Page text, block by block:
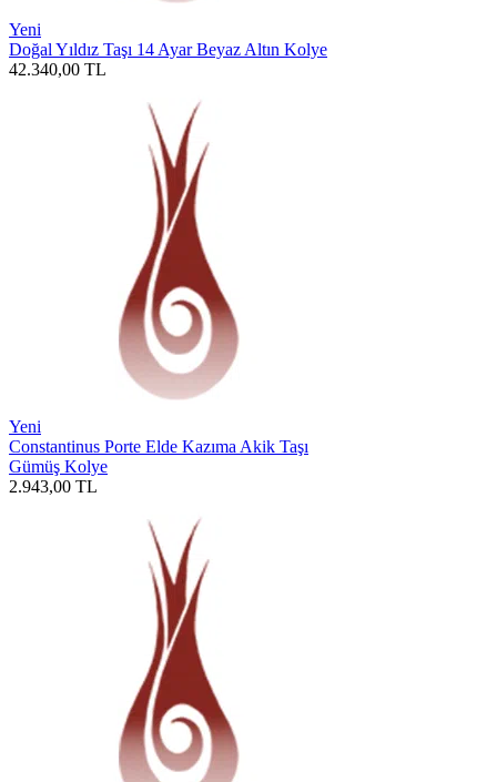
Yeni
Doğal Yıldız Taşı 14 Ayar Beyaz Altın Kolye
42.340,00 TL
Yeni
Constantinus Porte Elde Kazıma Akik Taşı
Gümüş Kolye
2.943,00 TL